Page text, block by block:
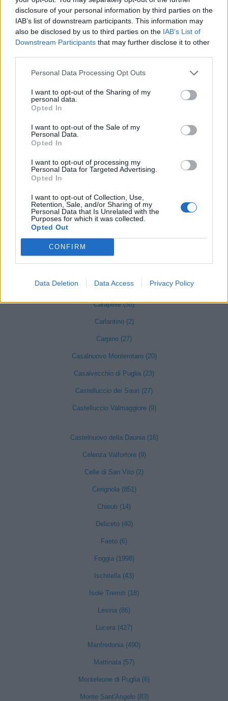
disclosure of your personal information by third parties on the
IAB’s list of downstream participants. This information may
also be disclosed by us to third parties on the IAB’s List of
Downstream Participants that may further disclose it to other
Personal Data Processing Opt Outs
I want to opt-out of the Sharing of my
personal data.
Opted In
I want to opt-out of the Sale of my
Personal Data.
Opted In
I want to opt-out of processing my
Personal Data for Targeted Advertising.
Opted In
I want to opt-out of Collection, Use,
Retention, Sale, and/or Sharing of my
Personal Data that Is Unrelated with the
Purposes for which it was collected.
Opted Out
CONFIRM
Data Deletion Data Access Privacy Policy
SOCIETA'
AGRICOLA A R.L.
2-5 milioni Lucera
Visualizza tutti i comuni della
provincia di Foggia
Alberona (5)
Apricena (267)
Ascoli Satriano (65)
Candela (25)
Carapelle (58)
Carlantino (2)
Carpino (27)
Casalnuovo Monterotaro (20)
Casalvecchio di Puglia (23)
Castelluccio dei Sauri (27)
Castelluccio Valmaggiore (9)
Castelnuovo della Daunia (16)
Celenza Valfortore (9)
Celle di San Vito (2)
Cerignola (851)
Chieuti (14)
Deliceto (40)
Faeto (6)
Foggia (1998)
Ischitella (43)
Isole Tremiti (18)
Lesina (86)
Lucera (427)
Manfredonia (490)
Mattinata (57)
Monteleone di Puglia (6)
Monte Sant'Angelo (83)